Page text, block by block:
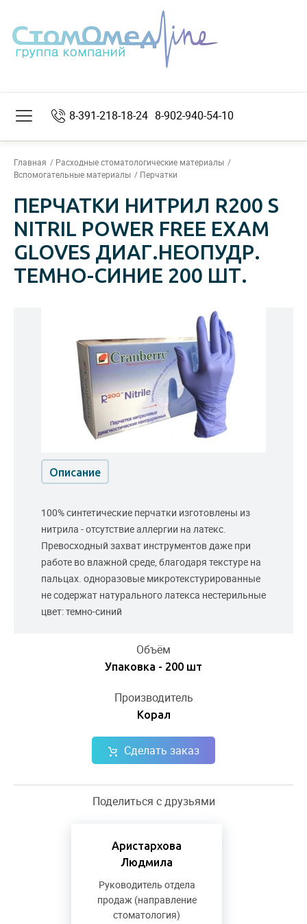
8-391-218-18-24 8-902-940-54-10
Главная
Расходные стоматологические материалы
Вспомогательные материалы
Перчатки
ПЕРЧАТКИ НИТРИЛ R200 S
NITRIL POWER FREE EXAM
GLOVES ДИАГ.НЕОПУДР.
ТЕМНО-СИНИЕ 200 ШТ.
Объём
Упаковка - 200 шт
Производитель
Корал
Сделать заказ
Поделиться с друзьями
Аристархова
Людмила
Руководитель отдела
продаж (направление
стоматология)
Описание
100% синтетические перчатки изготовлены из
нитрила - отсутствие аллергии на латекс.
Превосходный захват инструментов даже при
работе во влажной среде, благодаря текстуре на
пальцах. одноразовые микротекстурированные
не содержат натурального латекса нестерильные
цвет: темно-синий